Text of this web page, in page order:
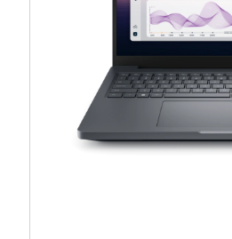
Touchfunktion
Infrarotkamera
Fingerabdruck-
Lesegerät